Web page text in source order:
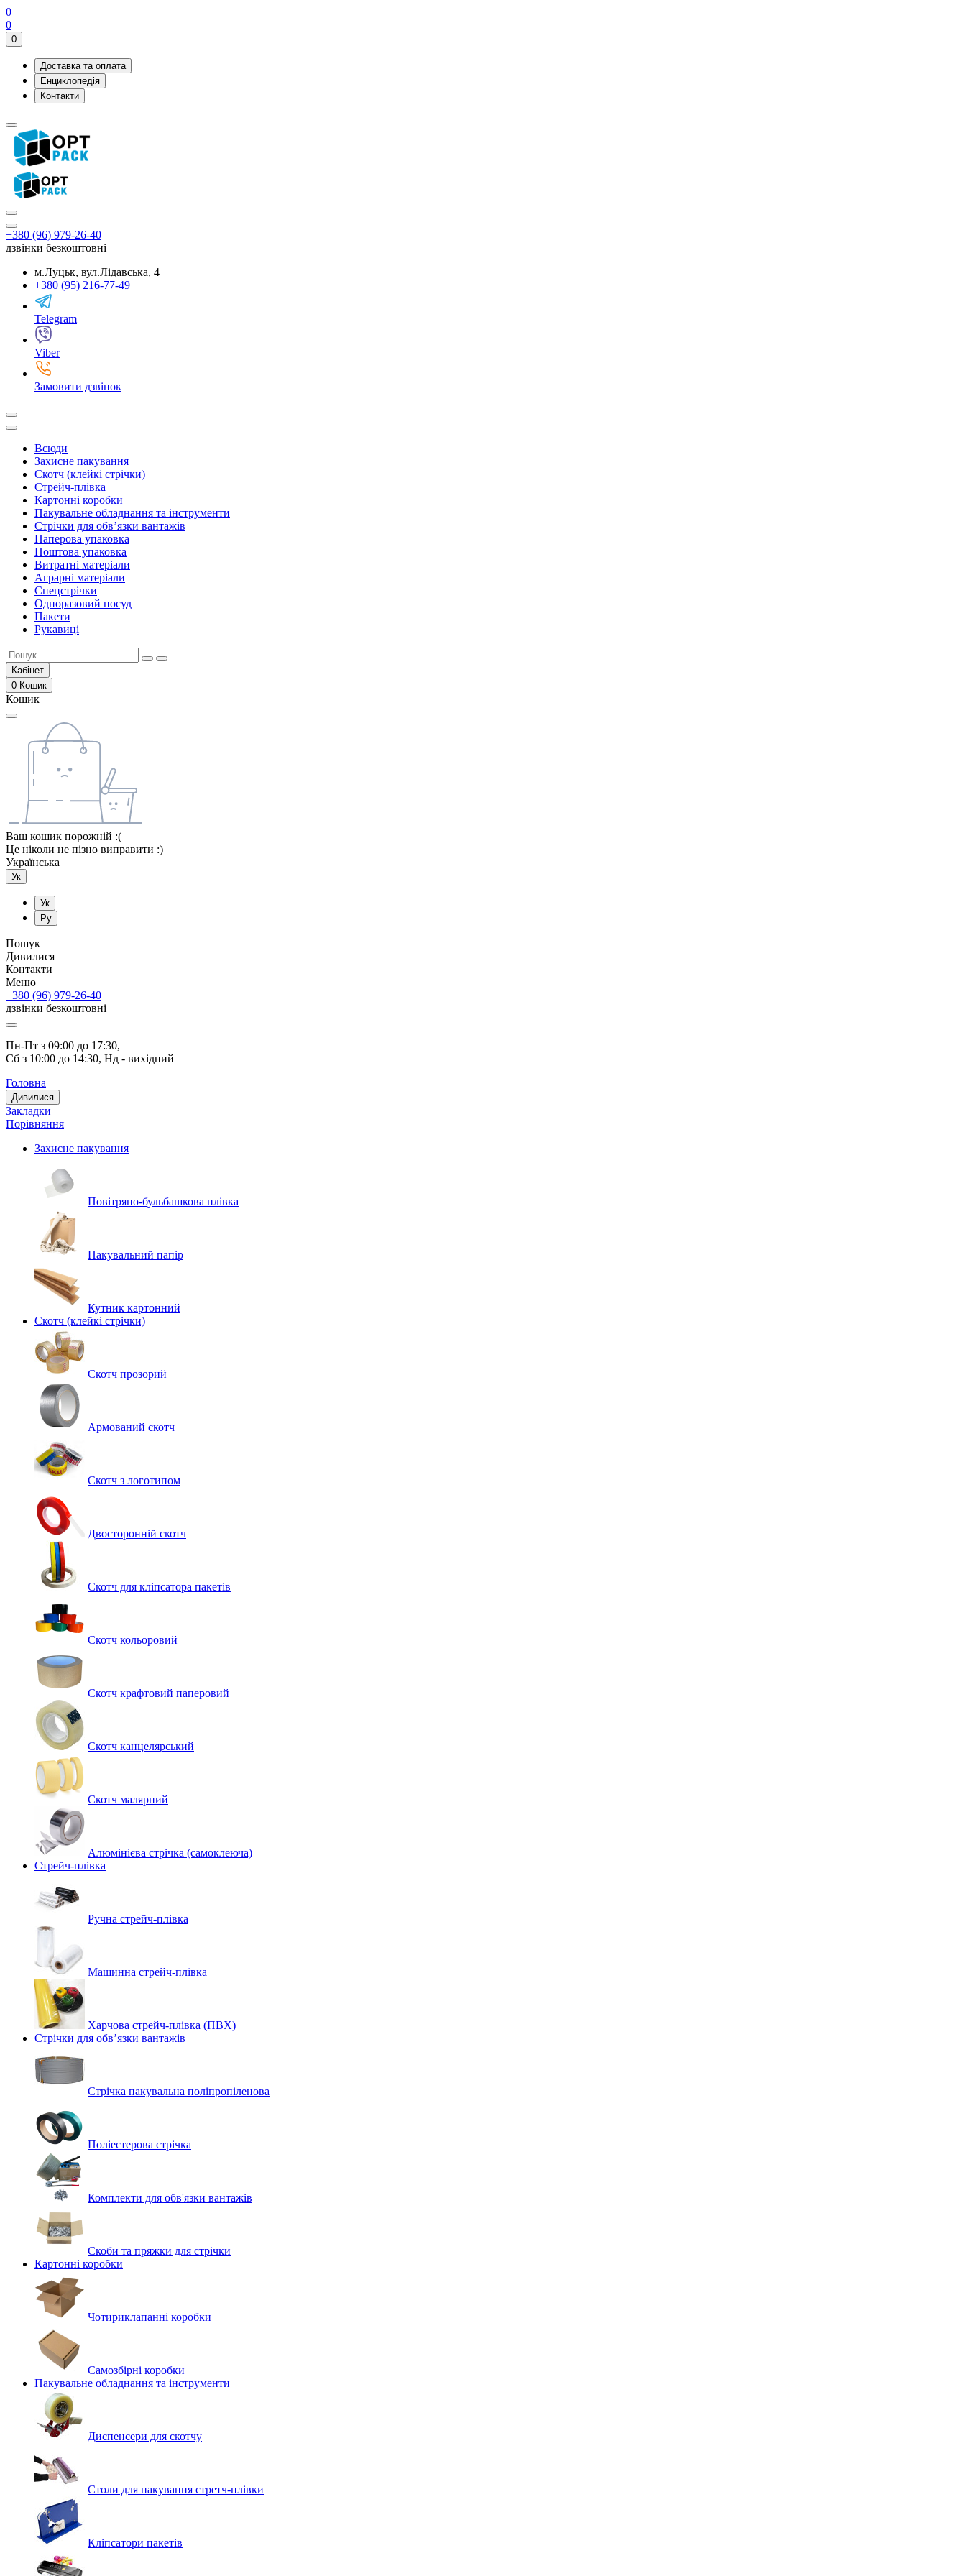
0
0
0
Доставка та оплата
Енциклопедія
Контакти
+380 (96) 979-26-40
дзвінки безкоштовні
м.Луцьк, вул.Лідавська, 4
+380 (95) 216-77-49
Telegram
Viber
Замовити дзвінок
Всюди
Захисне пакування
Скотч (клейкі стрічки)
Стрейч-плівка
Картонні коробки
Пакувальне обладнання та інструменти
Стрічки для обв’язки вантажів
Паперова упаковка
Поштова упаковка
Витратні матеріали
Аграрні матеріали
Спецстрічки
Одноразовий посуд
Пакети
Рукавиці
Кабінет
0 Кошик
Кошик
Ваш кошик порожній :(
Це ніколи не пізно виправити :)
Українська
Ук
Ук
Ру
Пошук
Дивилися
Контакти
Меню
+380 (96) 979-26-40
дзвінки безкоштовні
Пн-Пт з 09:00 до 17:30,
Сб з 10:00 до 14:30, Нд - вихідний
Головна
Дивилися
Закладки
Порівняння
Захисне пакування
Повітряно-бульбашкова плівка
Пакувальний папір
Кутник картонний
Скотч (клейкі стрічки)
Скотч прозорий
Армований скотч
Скотч з логотипом
Двосторонній скотч
Скотч для кліпсатора пакетів
Скотч кольоровий
Скотч крафтовий паперовий
Скотч канцелярський
Скотч малярний
Алюмінієва стрічка (самоклеюча)
Стрейч-плівка
Ручна стрейч-плівка
Машинна стрейч‑плівка
Харчова стрейч-плівка (ПВХ)
Стрічки для обв’язки вантажів
Стрічка пакувальна поліпропіленова
Поліестерова стрічка
Комплекти для обв'язки вантажів
Скоби та пряжки для стрічки
Картонні коробки
Чотириклапанні коробки
Самозбірні коробки
Пакувальне обладнання та інструменти
Диспенсери для скотчу
Столи для пакування стретч-плівки
Кліпсатори пакетів